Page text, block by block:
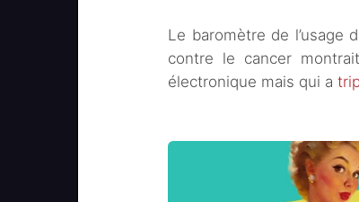
Le baromètre de l’usage
contre le cancer
électronique mais qui a